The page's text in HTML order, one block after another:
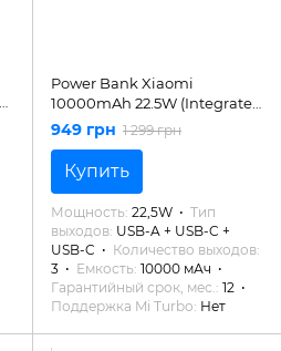
Power Bank Xiaomi
10000mAh 22.5W (Integrated
Cable)
949 грн 1 299 грн
Купить
Мощность 22,5W
Тип
выходов USB-A + USB-C +
USB-C
Количество выходов
3
Емкость 10000 мАч
Гарантийный срок, мес. 12
Поддержка Mi Turbo Нет